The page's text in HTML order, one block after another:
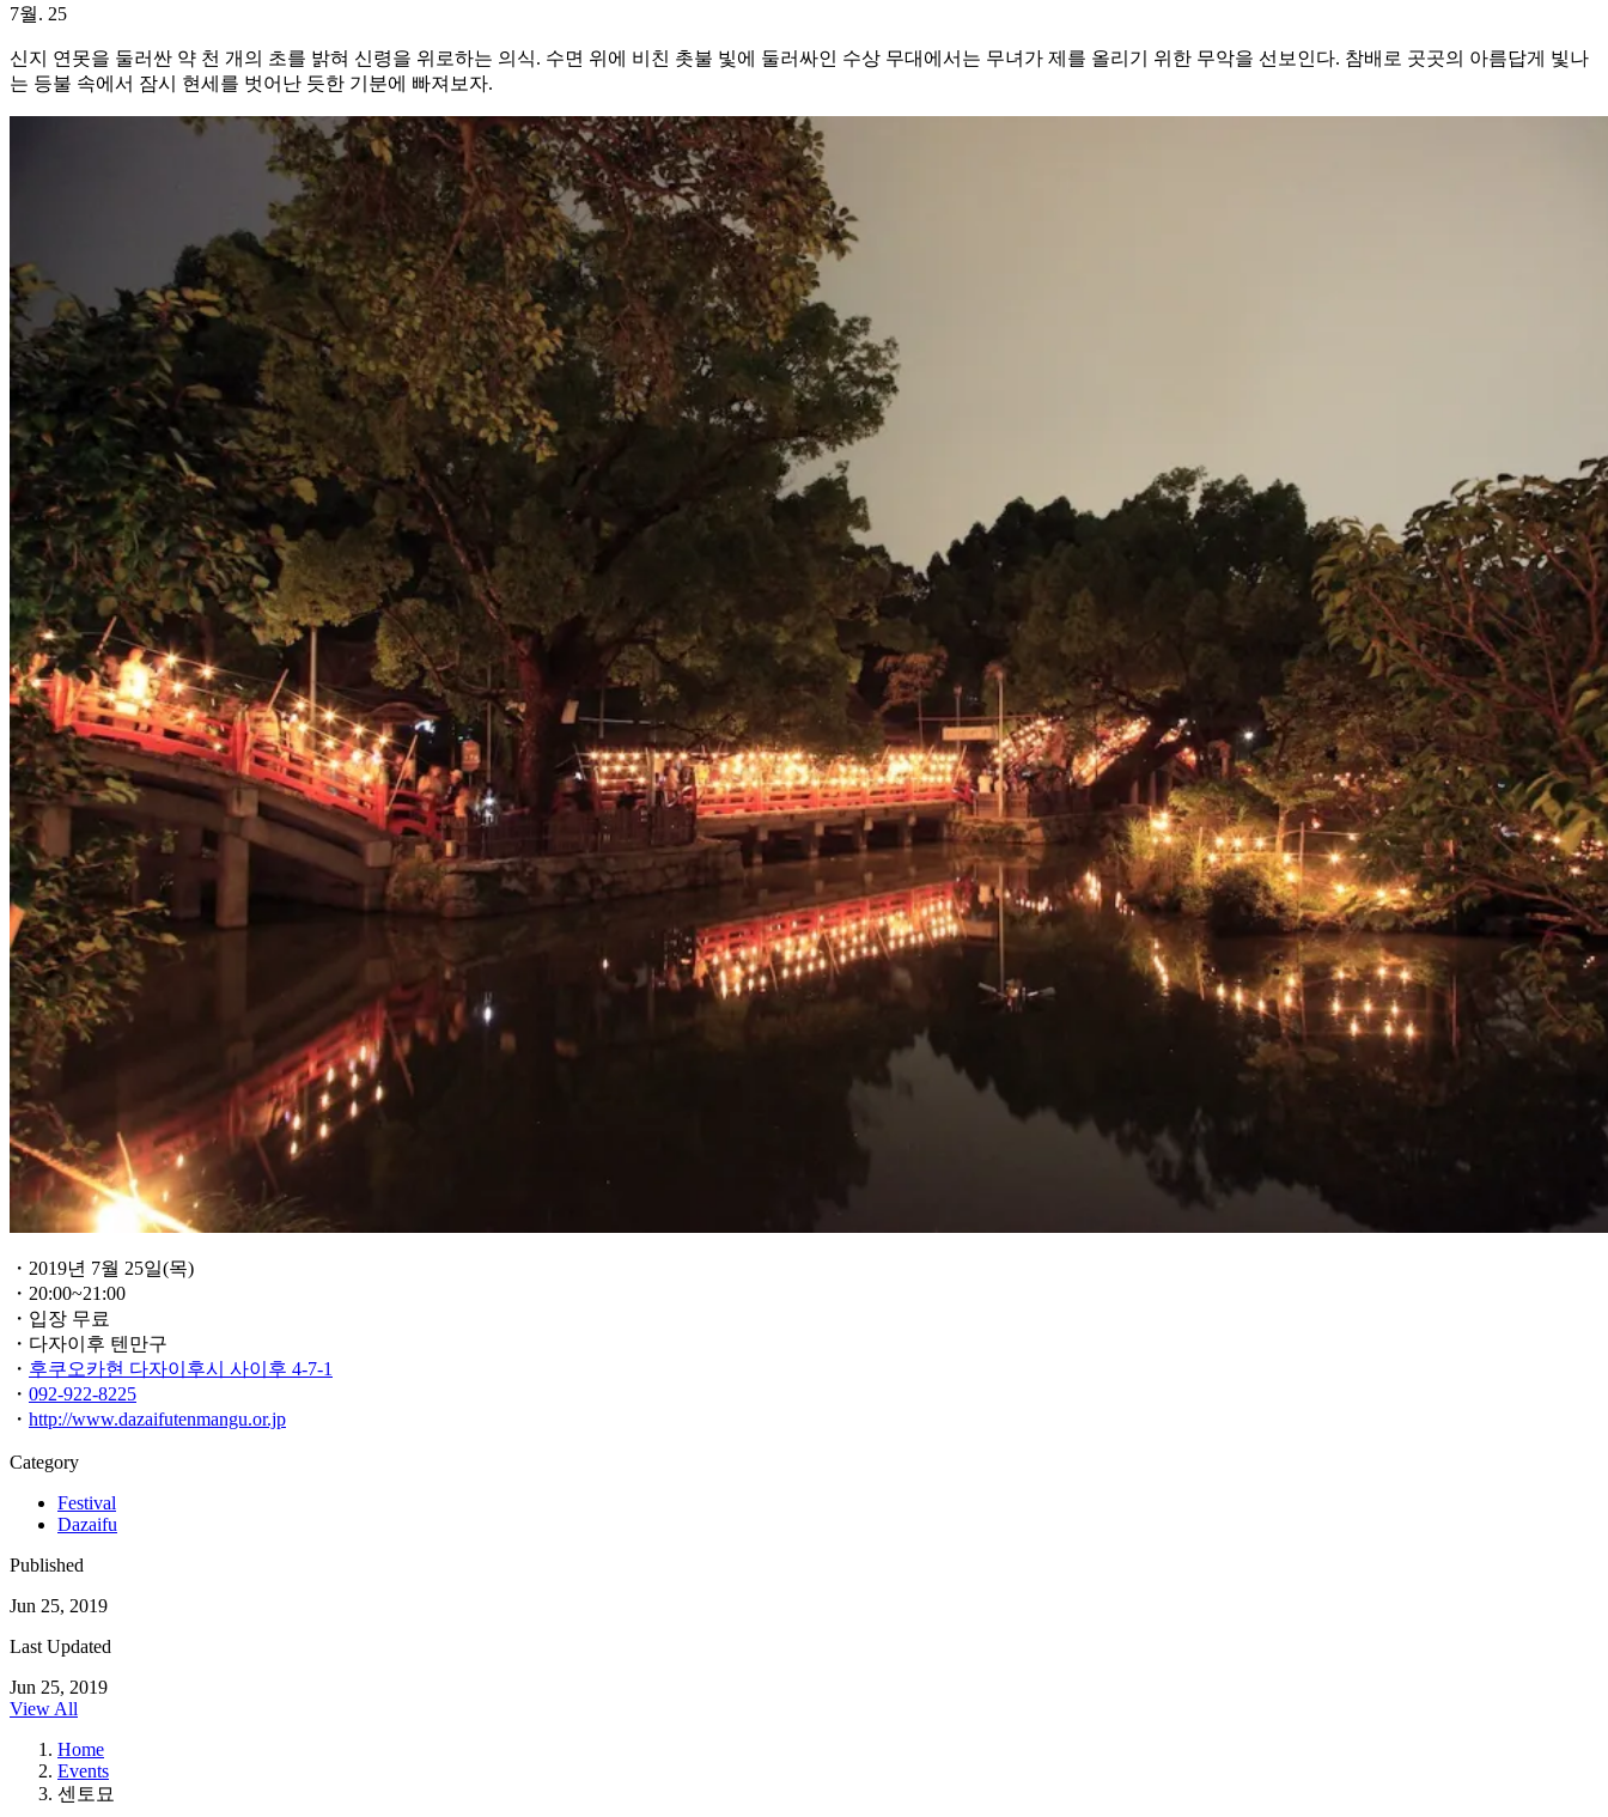
7월. 25
신지 연못을 둘러싼 약 천 개의 초를 밝혀 신령을 위로하는 의식. 수면 위에 비친 촛불 빛에 둘러싸인 수상 무대에서는 무녀가 제를 올리기 위한 무악을 선보인다. 참배로 곳곳의 아름답게 빛나
는 등불 속에서 잠시 현세를 벗어난 듯한 기분에 빠져보자.
・2019년 7월 25일(목)
・20:00~21:00
・입장 무료
・다자이후 텐만구
・ 후쿠오카현 다자이후시 사이후 4-7-1
・ 092-922-8225
・ http://www.dazaifutenmangu.or.jp
Category
Festival
Dazaifu
Published
Jun 25, 2019
Last Updated
Jun 25, 2019
View All
Home
Events
센토묘